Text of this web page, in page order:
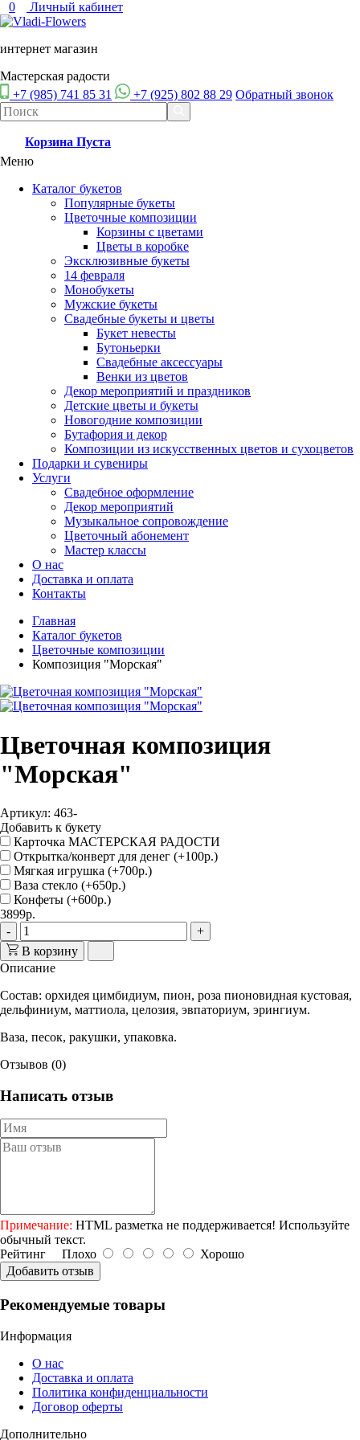
0 Личный кабинет
интернет магазин
Мастерская радости
+7 (985) 741 85 31
+7 (925) 802 88 29 Обратный звонок
Корзина Пуста
Меню
Каталог букетов
Популярные букеты
Цветочные композиции
Корзины с цветами
Цветы в коробке
Эксклюзивные букеты
14 февраля
Монобукеты
Мужские букеты
Свадебные букеты и цветы
Букет невесты
Бутоньерки
Свадебные аксессуары
Венки из цветов
Декор мероприятий и праздников
Детские цветы и букеты
Новогодние композиции
Бутафория и декор
Композиции из искусственных цветов и сухоцветов
Подарки и сувениры
Услуги
Свадебное оформление
Декор мероприятий
Музыкальное сопровождение
Цветочный абонемент
Мастер классы
О нас
Доставка и оплата
Контакты
Главная
Каталог букетов
Цветочные композиции
Композиция "Морская"
Цветочная композиция
"Морская"
Артикул: 463-
Добавить к букету
Карточка МАСТЕРСКАЯ РАДОСТИ
Открытка/конверт для денег (+100р.)
Мягкая игрушка (+700р.)
Ваза стекло (+650р.)
Конфеты (+600р.)
3899р.
-
+
В корзину
Описание
Состав: орхидея цимбидиум, пион, роза пионовидная кустовая,
дельфиниум, маттиола, целозия, эвпаториум, эрингиум.
Ваза, песок, ракушки, упаковка.
Отзывов (0)
Написать отзыв
Примечание: HTML разметка не поддерживается! Используйте
обычный текст.
Рейтинг Плохо
Хорошо
Добавить отзыв
Рекомендуемые товары
Информация
О нас
Доставка и оплата
Политика конфиденциальности
Договор оферты
Дополнительно